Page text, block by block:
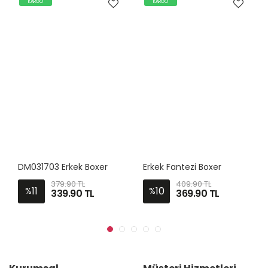
DM031703 Erkek Boxer
%11
379.90 TL
339.90 TL
Erkek Fantezi Boxer
%10
409.90 TL
369.90 TL